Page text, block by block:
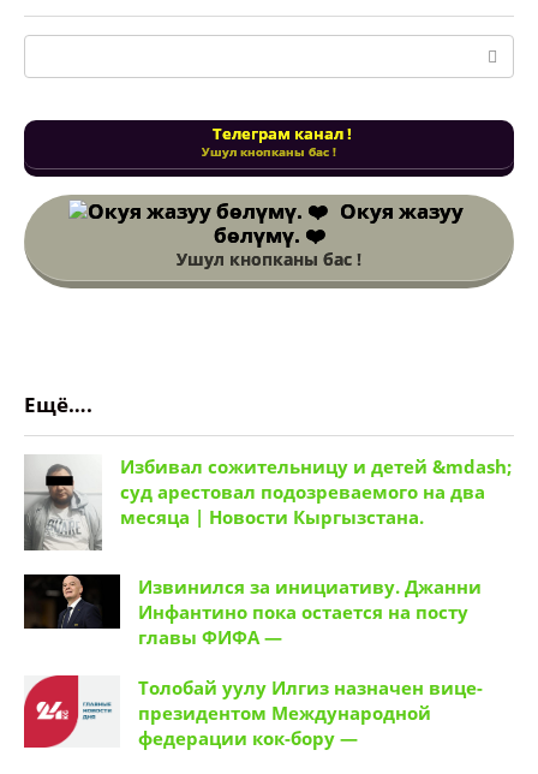
Поиск:
Телеграм канал !
Ушул кнопканы бас !
Окуя жазуу
бөлүмү. ❤️
Ушул кнопканы бас !
Ещё….
Избивал сожительницу и детей &mdash;
суд арестовал подозреваемого на два
месяца | Новости Кыргызстана.
Извинился за инициативу. Джанни
Инфантино пока остается на посту
главы ФИФА —
Толобай уулу Илгиз назначен вице-
президентом Международной
федерации кок-бору —